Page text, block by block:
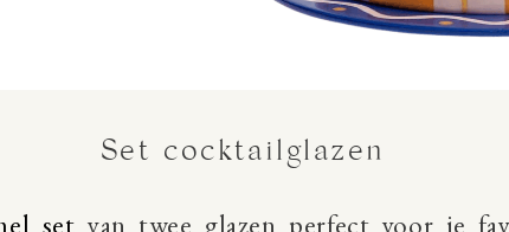
Set cocktailglazen
set van twee glazen perfect voor je